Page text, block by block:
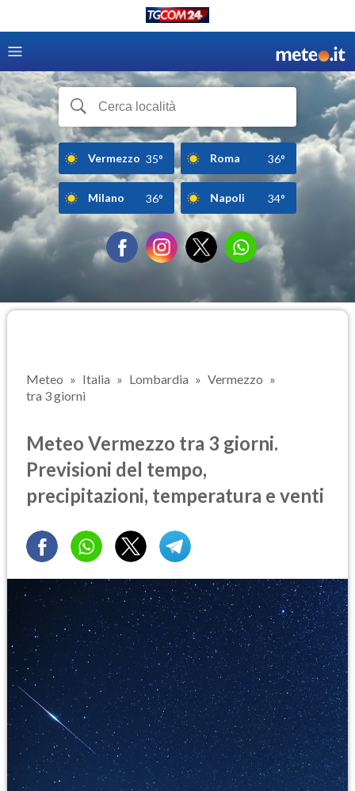
Vermezzo 35° Roma 36°
Milano 36° Napoli 34°
Meteo Italia Lombardia
Vermezzo
tra 3 giorni
Meteo Vermezzo tra 3 giorni.
Previsioni del tempo,
precipitazioni, temperatura e venti